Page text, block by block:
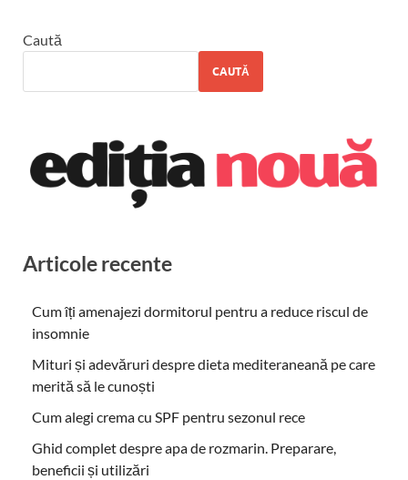
Caută
CAUTĂ
Articole recente
Cum îți amenajezi dormitorul pentru a reduce riscul de
insomnie
Mituri și adevăruri despre dieta mediteraneană pe care
merită să le cunoști
Cum alegi crema cu SPF pentru sezonul rece
Ghid complet despre apa de rozmarin. Preparare,
beneficii și utilizări